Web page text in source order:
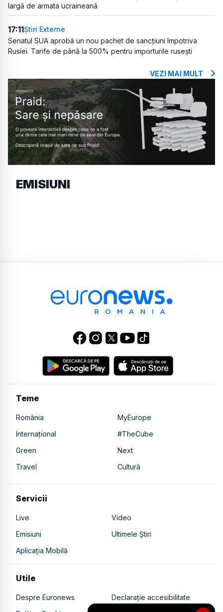
largă de armata ucraineană
17:11Știri Externe
Senatul SUA aprobă un nou pachet de sancțiuni împotriva
Rusiei. Tarife de până la 500% pentru importurile rusești
VEZI MAI MULT
EMISIUNI
Teme
România
MyEurope
Internațional
#TheCube
Green
Next
Travel
Cultură
Servicii
Live
Video
Emisiuni
Ultimele Știri
Aplicația Mobilă
Utile
Despre Euronews
Declarație accesibilitate